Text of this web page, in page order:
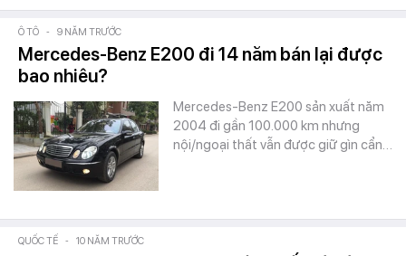
Ô TÔ - 9 NĂM TRƯỚC
Mercedes-Benz E200 đi 14 năm bán lại được
bao nhiêu?
Mercedes-Benz E200 sản xuất năm
2004 đi gần 100.000 km nhưng
nội/ngoại thất vẫn được giữ gìn cẩn…
QUỐC TẾ - 10 NĂM TRƯỚC